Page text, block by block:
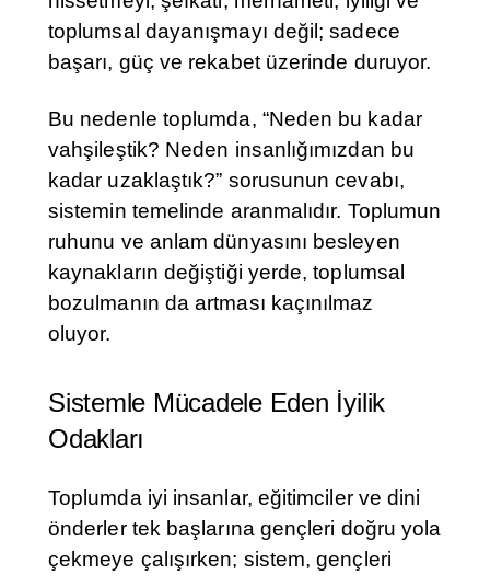
toplumsal dayanışmayı değil; sadece
başarı, güç ve rekabet üzerinde duruyor.
Bu nedenle toplumda, “Neden bu kadar
vahşileştik? Neden insanlığımızdan bu
kadar uzaklaştık?” sorusunun cevabı,
sistemin temelinde aranmalıdır. Toplumun
ruhunu ve anlam dünyasını besleyen
kaynakların değiştiği yerde, toplumsal
bozulmanın da artması kaçınılmaz
oluyor.
Sistemle Mücadele Eden İyilik
Odakları
Toplumda iyi insanlar, eğitimciler ve dini
önderler tek başlarına gençleri doğru yola
çekmeye çalışırken; sistem, gençleri